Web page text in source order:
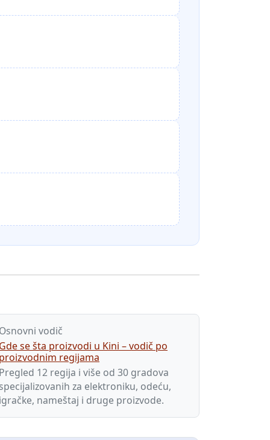
Osnovni vodič
Gde se šta proizvodi u Kini – vodič po
proizvodnim regijama
Pregled 12 regija i više od 30 gradova
specijalizovanih za elektroniku, odeću,
igračke, nameštaj i druge proizvode.